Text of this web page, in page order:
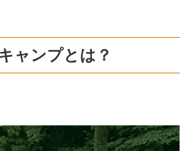
ャンプとは？